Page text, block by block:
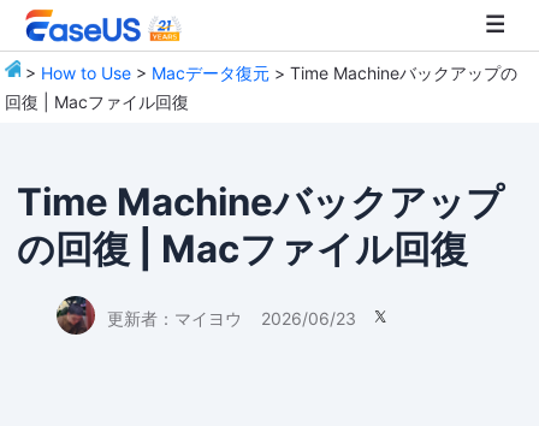
> How to Use > Macデータ復元 > Time Machineバックアップの
回復 | Macファイル回復
Time Machineバックアップ
の回復 | Macファイル回復
更新者： マイヨウ 2026/06/23 